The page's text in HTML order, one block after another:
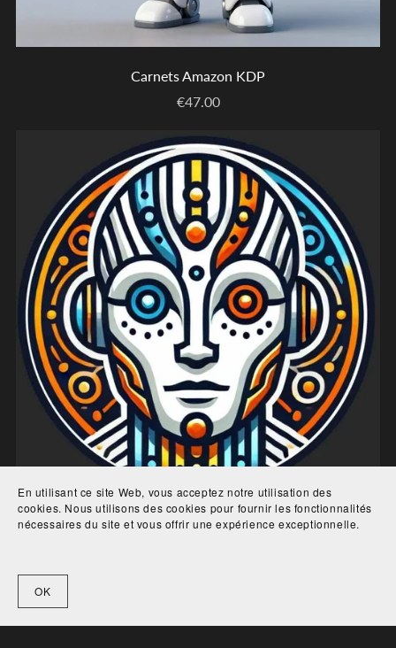
Carnets Amazon KDP
€47.00
Influcloning
En utilisant ce site Web, vous acceptez notre utilisation des
cookies. Nous utilisons des cookies pour fournir les fonctionnalités
nécessaires du site et vous offrir une expérience exceptionnelle.
OK